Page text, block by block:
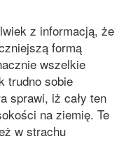
z informacją, że
formą
wszelkie
trudno sobie
sprawi, iż cały ten
na ziemię. Te
w strachu